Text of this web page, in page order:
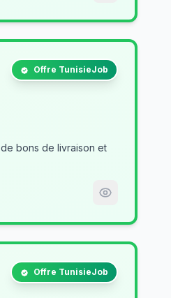
Offre TunisieJob
bons de livraison et
Offre TunisieJob